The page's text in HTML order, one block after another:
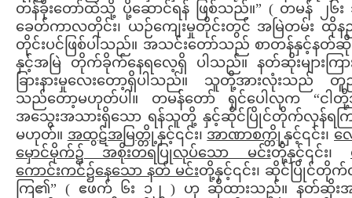
တန်ခိုးတော်ထဲသို့ ပို့ဆောင်ရန် ဖြစ်သည်။” ( တမန် ၂၆း
ခေတ်ကာလတိုင်း၊ ယဉ်ကျေးမှုတိုင်းတွင် အမြဲတမ်း ထိုန
တိုင်းပင်ဖြစ်ပါသည်။ အသင်းတော်သည် စာတန်နှင့်နတ်ဆိုး
နှင့်အမြဲ တိုက်ခိုက်နေရလေ့ရှိ ပါသည်။ နတ်ဆိုးများကြ
ခြားနားမှုလေးတော့ရှိပါသည်။ သူတို့အားလုံးသည် တူ
သည်တော့မဟုတ်ပါ။ တမန်တော် ရှင်ပေါလုက “ငါ
အသွေးအသားရှိသော ရန်သူတို့ နှင့်ဆိုင်ပြိုင်တိုက်လှန်ရက
မဟုတ်။ အထွဋ်အမြတ ္တို့နှင့်၎င်း၊ အာဏာစက္တို့နှင့်၎င်း၊ လ
မှောင်မိုက်၌ အစိုးတရပြုလုပ်သော မင်းတို့နှင့်၎င်း၊
ကောင်းကင်၌နေသော နတ် မင်းတို့နှင့်၎င်း၊ ဆိုင်ပြိုင်တို
ကြ၏” ( ဧဖက် ၆း ၁၂ ) ဟု ဆိုထားသည်။ နတ်ဆိုး